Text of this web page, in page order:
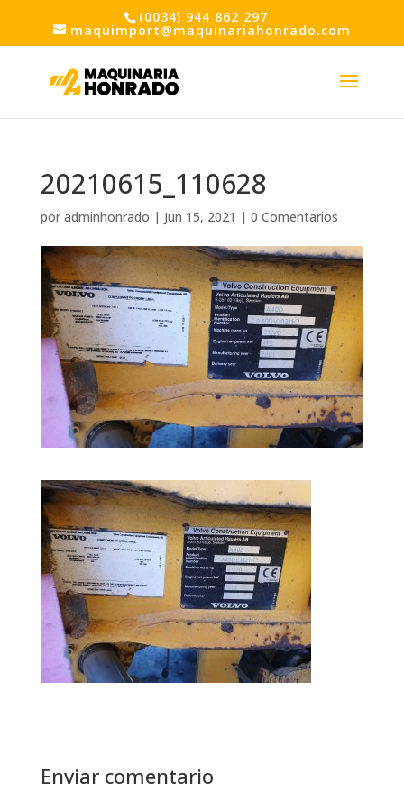
(0034) 944 862 297
maquimport@maquinariahonrado.com
20210615_110628
por adminhonrado | Jun 15, 2021 | 0 Comentarios
Enviar comentario